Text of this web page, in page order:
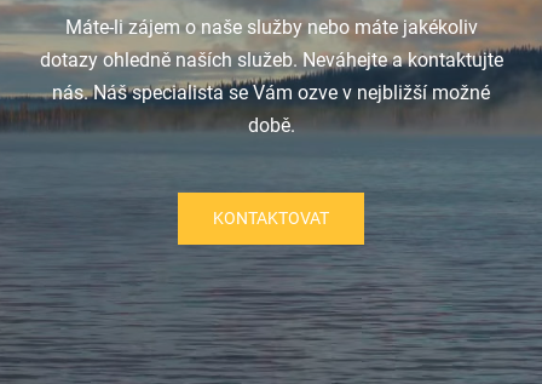
Máte-li zájem o naše služby nebo máte jakékoliv
dotazy ohledně naších služeb. Neváhejte a kontaktujte
nás. Náš specialista se Vám ozve v nejbližší možné
době.
KONTAKTOVAT